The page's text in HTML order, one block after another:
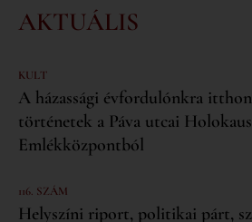
AKTUÁLIS
KULT
A házassági évfordulónkra
történetek a Páva utcai
Emlékközpontból
116. SZÁM
Helyszíni riport, politikai párt,